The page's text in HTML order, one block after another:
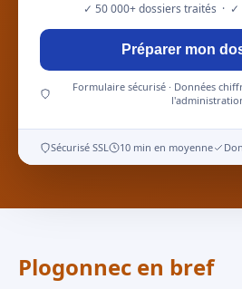
✓ 50 000+ dossiers traités · ✓
Préparer mon
Formulaire sécurisé · Données
Sécurisé SSL 10 min en moyenne
Plogonnec en bref